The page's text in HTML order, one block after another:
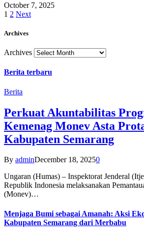
October 7, 2025
1 2 Next
Archives
Archives
Berita terbaru
Berita
Perkuat Akuntabilitas
Kemenag Monev Asta
Kabupaten Semarang
By adminDecember 18, 20250
Ungaran (Humas) – Inspektorat Jenderal
Republik Indonesia melaksanakan
(Monev)…
Menjaga Bumi sebagai Amanah: Aksi
Kabupaten Semarang dari Merbabu